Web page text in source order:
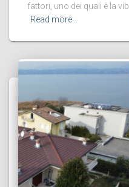
fattori, uno dei quali è la
Read more…